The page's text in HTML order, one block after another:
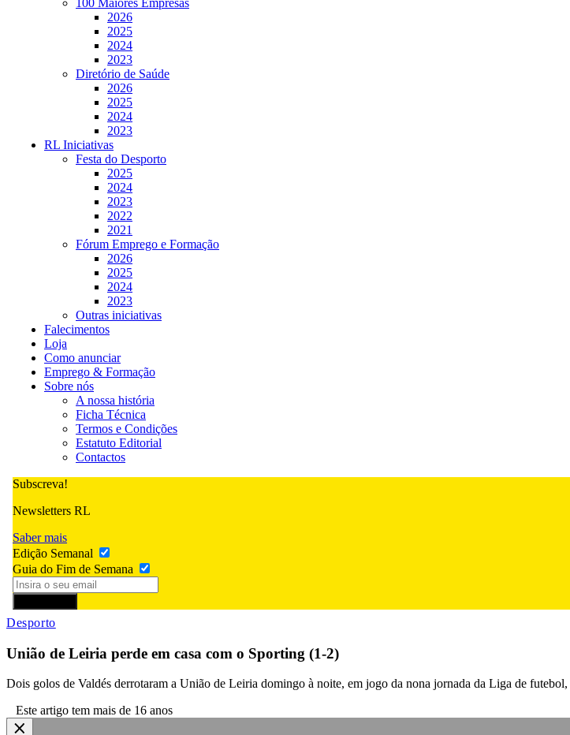
2026
2025
2024
2023
Diretório de Saúde
2026
2025
2024
2023
RL Iniciativas
Festa do Desporto
2025
2024
2023
2022
2021
Fórum Emprego e Formação
2026
2025
2024
2023
Outras iniciativas
Falecimentos
Loja
Como anunciar
Emprego & Formação
Sobre nós
A nossa história
Ficha Técnica
Termos e Condições
Estatuto Editorial
Contactos
Subscreva!
Newsletters RL
Saber mais
Edição Semanal
Guia do Fim de Semana
Desporto
União de Leiria perde em casa com o Sporting (1-2)
Dois golos de Valdés derrotaram a União de Leiria domingo à noite, em jogo da nona jornada da Liga de
Este artigo tem mais de 16 anos